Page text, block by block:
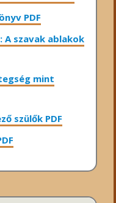
PDF
A szavak ablakok
mint
szülők PDF